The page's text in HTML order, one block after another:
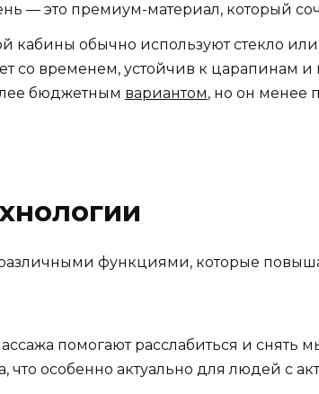
— это премиум-материал, который
обычно используют стекло или
со временем, устойчив к царапинам
бюджетным вариантом, но он менее
функциями, которые
помогают расслабиться и снять
что особенно актуально для людей с